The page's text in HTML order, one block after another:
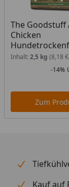
The Goodstuff
Chicken
Inhalt: 2,5 kg (8,18
-14%
Zum
Kauf auf